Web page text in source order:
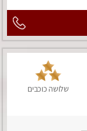
שלושה כוכבים